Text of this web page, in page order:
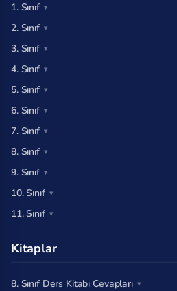
1. Sınıf
2. Sınıf
3. Sınıf
4. Sınıf
5. Sınıf
6. Sınıf
7. Sınıf
8. Sınıf
9. Sınıf
10. Sınıf
11. Sınıf
Kitaplar
8. Sınıf Ders Kitabı Cevapları